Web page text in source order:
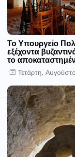
Το Υπουργείο
εξέχοντα
το
Τετάρτη,